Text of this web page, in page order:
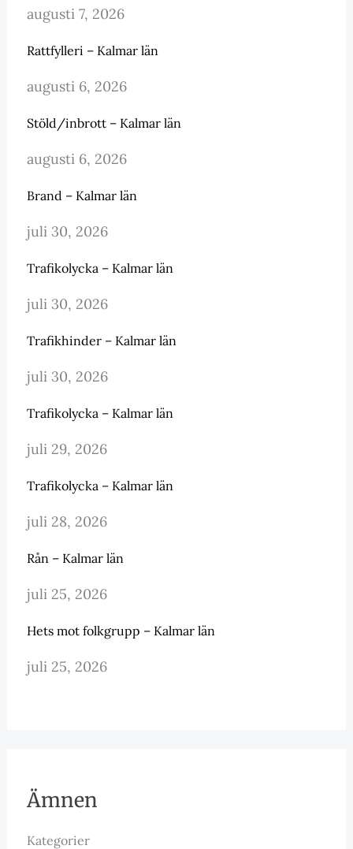
augusti 7, 2026
Rattfylleri – Kalmar län
augusti 6, 2026
Stöld/inbrott – Kalmar län
augusti 6, 2026
Brand – Kalmar län
juli 30, 2026
Trafikolycka – Kalmar län
juli 30, 2026
Trafikhinder – Kalmar län
juli 30, 2026
Trafikolycka – Kalmar län
juli 29, 2026
Trafikolycka – Kalmar län
juli 28, 2026
Rån – Kalmar län
juli 25, 2026
Hets mot folkgrupp – Kalmar län
juli 25, 2026
Ämnen
Kategorier